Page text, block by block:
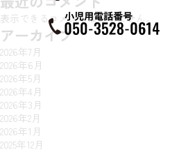
表示できるコメントはありません。
アーカイブ
2026年7月
2026年6月
2026年5月
2026年4月
2026年3月
2026年2月
2026年1月
2025年12月